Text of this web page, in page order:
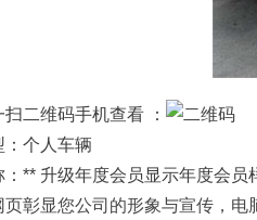
扫二维码手机查看 ：
：个人车辆
：** 升级年度会员显示年度会员
页彰显您公司的形象与宣传，电